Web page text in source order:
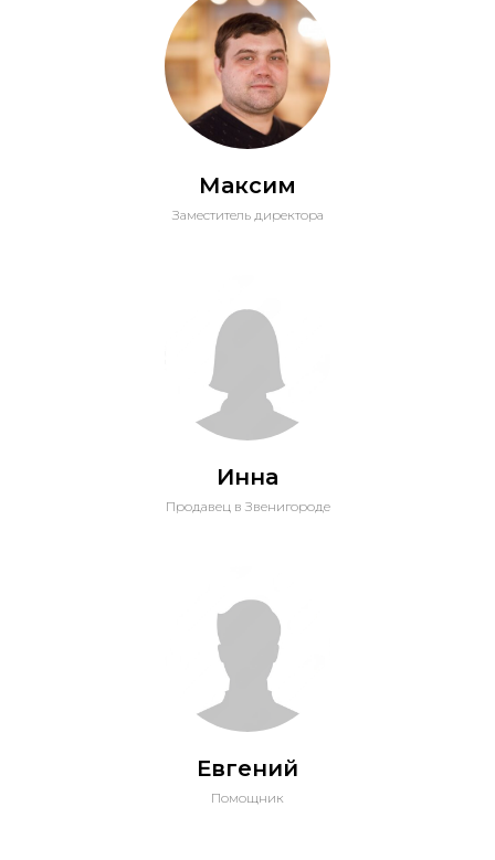
Максим
Заместитель директора
Инна
Продавец в Звенигороде
Евгений
Помощник